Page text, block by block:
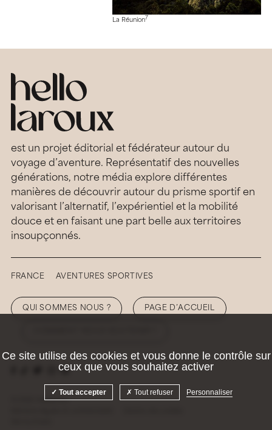
La Réunion7
est un projet éditorial et fédérateur autour du
voyage d’aventure. Représentatif des nouvelles
générations, notre média explore différentes
manières de découvrir autour du prisme sportif en
valorisant l’alternatif, l’expérientiel et la mobilité
douce et en faisant une part belle aux territoires
insoupçonnés.
FRANCE AVENTURES SPORTIVES
QUI SOMMES NOUS ? PAGE D’ACCUEIL
© 2026 Hellolaroux
Ce site utilise des cookies et vous donne le contrôle sur
ceux que vous souhaitez activer
Tout accepter Tout refuser Personnaliser